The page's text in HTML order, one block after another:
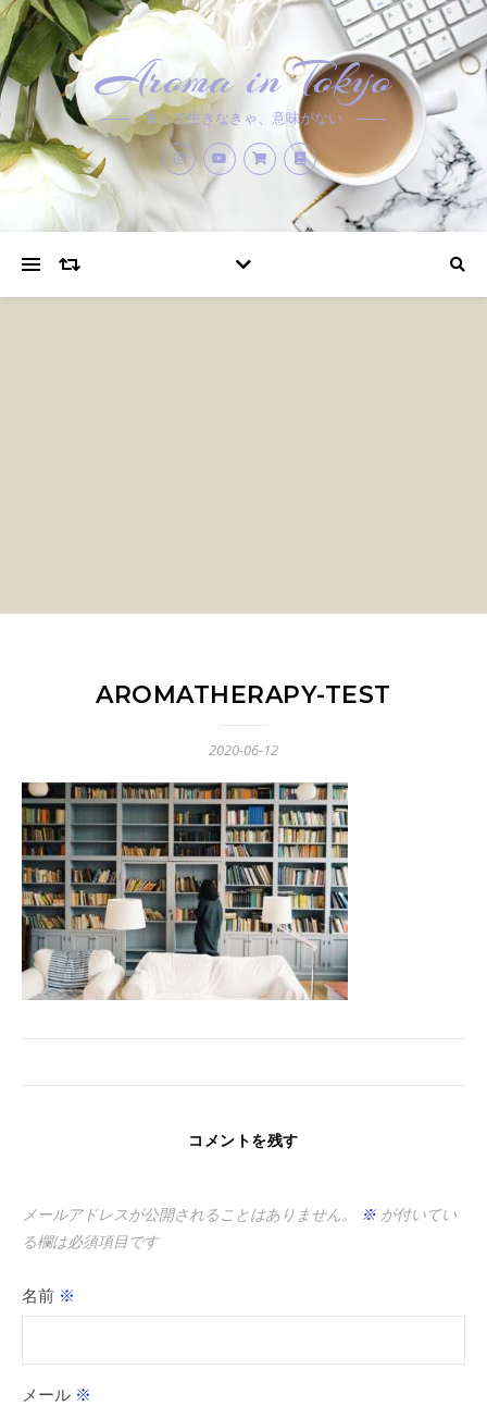
Aroma in Tokyo
香りで生きなきゃ、意味がない
AROMATHERAPY-TEST
2020-06-12
コメントを残す
メールアドレスが公開されることはありません。 ※が付いてい
る欄は必須項目です
名前 ※
メール ※